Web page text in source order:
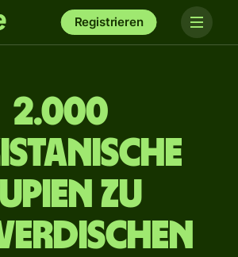
Registrieren
2.000
zu